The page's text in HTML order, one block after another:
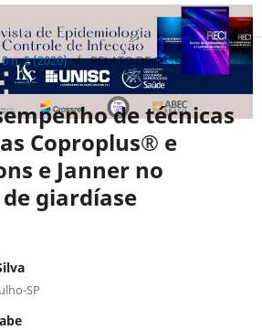
n. 2 (2020) / RELATO DE CASO
de técnicas
Coproplus® e
e Janner no
giardíase
SP